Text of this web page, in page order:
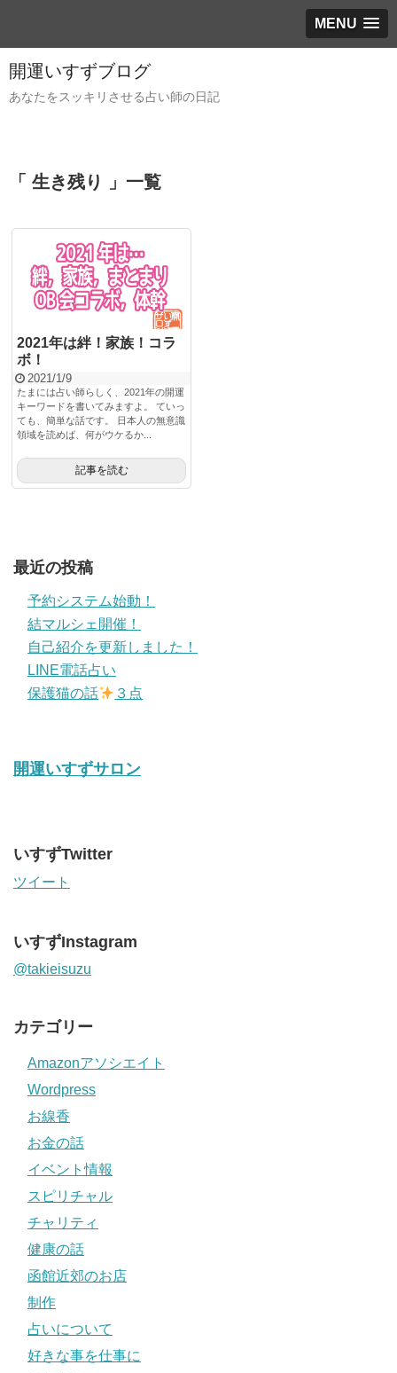
MENU
開運いすずブログ
あなたをスッキリさせる占い師の日記
「 生き残り 」一覧
2021年は絆！家族！コラ
ボ！
2021/1/9
たまには占い師らしく、2021年の開運
キーワードを書いてみますよ。 ていっ
ても、簡単な話です。 日本人の無意識
領域を読めば、何がウケるか...
記事を読む
最近の投稿
予約システム始動！
結マルシェ開催！
自己紹介を更新しました！
LINE電話占い
保護猫の話
３点
開運いすずサロン
いすずTwitter
ツイート
いすずInstagram
@takieisuzu
カテゴリー
Amazonアソシエイト
Wordpress
お線香
お金の話
イベント情報
スピリチャル
チャリティ
健康の話
函館近郊のお店
制作
占いについて
好きな事を仕事に